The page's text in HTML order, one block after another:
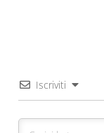
Iscriviti